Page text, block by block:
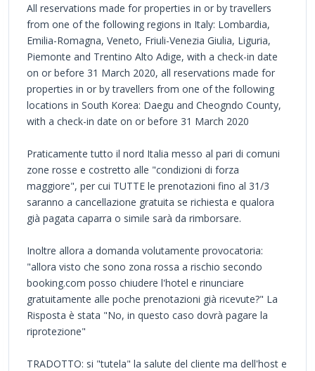
All reservations made for properties in or by travellers
from one of the following regions in Italy: Lombardia,
Emilia-Romagna, Veneto, Friuli-Venezia Giulia, Liguria,
Piemonte and Trentino Alto Adige, with a check-in date
on or before 31 March 2020, all reservations made for
properties in or by travellers from one of the following
locations in South Korea: Daegu and Cheogndo County,
with a check-in date on or before 31 March 2020
Praticamente tutto il nord Italia messo al pari di comuni
zone rosse e costretto alle "condizioni di forza
maggiore", per cui TUTTE le prenotazioni fino al 31/3
saranno a cancellazione gratuita se richiesta e qualora
già pagata caparra o simile sarà da rimborsare.
Inoltre allora a domanda volutamente provocatoria:
"allora visto che sono zona rossa a rischio secondo
booking.com posso chiudere l'hotel e rinunciare
gratuitamente alle poche prenotazioni già ricevute?" La
Risposta è stata "No, in questo caso dovrà pagare la
riprotezione"
TRADOTTO: si "tutela" la salute del cliente ma dell'host e